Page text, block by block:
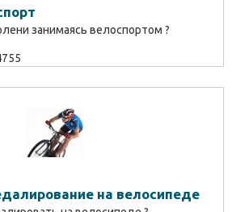
занимаясь велоспортом ?
на велосипеде